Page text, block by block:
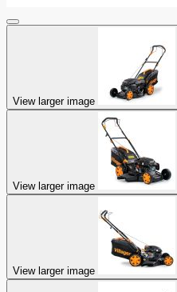
View larger image
View larger image
View larger image